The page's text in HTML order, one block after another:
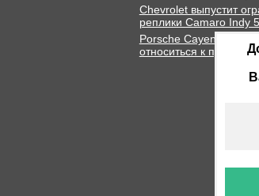
Chevrolet выпустит
реплики Camaro Indy
Porsche Cayenne
относиться к природе